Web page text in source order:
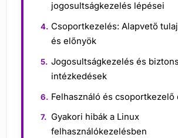
jogosultságkezelés lépései
Csoportkezelés: Alapvető
és előnyök
Jogosultságkezelés és
intézkedések
Felhasználó és csoportkezelő
Gyakori hibák a Linux
felhasználókezelésben